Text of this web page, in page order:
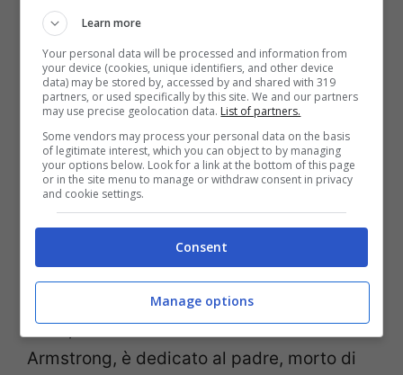
potrebbe essere pronunciata da entrambi,
come se fosse una speranza: «Tieni stretto
il mio cuore, in un posto dove le droghe
non arrivano, dove il sole rallenta, tienimi
sempre vicino a te».
Wake Me Up When September
Ends
Questo è unbranodel 2005 dei Green Day,
famosissima band pop punk californiana. Il
testo,scritto dalfrontmanBillie Joe
Armstrong, è dedicato al padre, morto di
Learn more
Your personal data will be processed and information from
your device (cookies, unique identifiers, and other device
data) may be stored by, accessed by and shared with 319
partners, or used specifically by this site. We and our partners
may use precise geolocation data. List of partners.
Some vendors may process your personal data on the basis
of legitimate interest, which you can object to by managing
your options below. Look for a link at the bottom of this page
or in the site menu to manage or withdraw consent in privacy
and cookie settings.
Consent
Manage options